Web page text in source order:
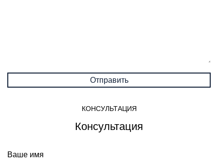
КОНСУЛЬТАЦИЯ
Консультация
Ваше имя